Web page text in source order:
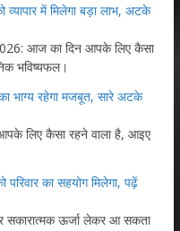
में मिलेगा बड़ा लाभ, अटके
आज का दिन आपके लिए कैसा
भविष्यफल।
भाग्य रहेगा मजबूत, सारे अटके
लिए कैसा रहने वाला है, आइए
का सहयोग मिलेगा, पढ़ें
सकारात्मक ऊर्जा लेकर आ सकता